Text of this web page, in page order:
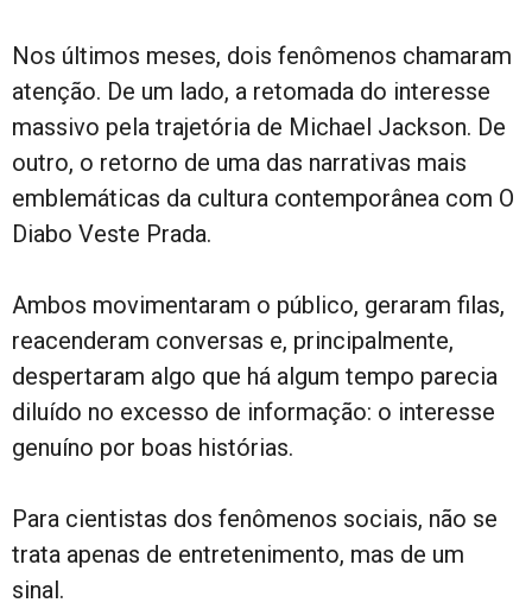
Nos últimos meses, dois fenômenos chamaram
atenção. De um lado, a retomada do interesse
massivo pela trajetória de Michael Jackson. De
outro, o retorno de uma das narrativas mais
emblemáticas da cultura contemporânea com O
Diabo Veste Prada.
Ambos movimentaram o público, geraram filas,
reacenderam conversas e, principalmente,
despertaram algo que há algum tempo parecia
diluído no excesso de informação: o interesse
genuíno por boas histórias.
Para cientistas dos fenômenos sociais, não se
trata apenas de entretenimento, mas de um
sinal.